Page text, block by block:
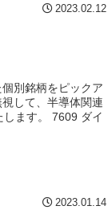
2023.02.12
別銘柄をピックア
して、半導体関連
ます。 7609 ダイ
2023.01.14